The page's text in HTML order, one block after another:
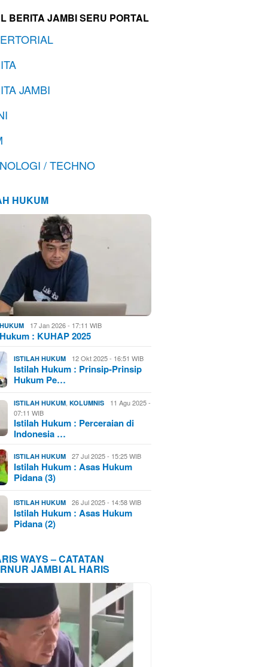
BERITA JAMBI SERU PORTAL
JAMBI
/ TECHNO
HUKUM
17 Jan 2026 - 17:11 WIB
: KUHAP 2025
ISTILAH HUKUM 12 Okt 2025 - 16:51 WIB
Istilah Hukum : Prinsip-Prinsip
Hukum Pe…
ISTILAH HUKUM ,KOLUMNIS
11 Agu 2025 -
07:11 WIB
Istilah Hukum : Perceraian di
Indonesia …
ISTILAH HUKUM 27 Jul 2025 - 15:25 WIB
Istilah Hukum : Asas Hukum
Pidana (3)
ISTILAH HUKUM 26 Jul 2025 - 14:58 WIB
Istilah Hukum : Asas Hukum
Pidana (2)
WAYS – CATATAN
JAMBI AL HARIS